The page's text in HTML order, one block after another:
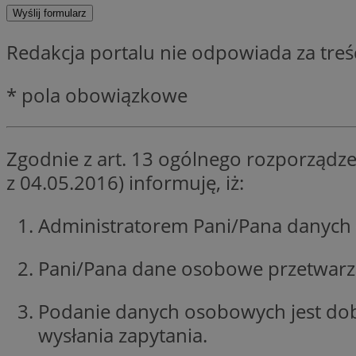
Redakcja portalu nie odpowiada za
* pola obowiązkowe
Zgodnie z art. 13 ogólnego
z 04.05.2016) informuję, iż:
Administratorem Pani/Pana
Pani/Pana dane osobowe
Podanie danych osobowych jest
wysłania zapytania.
MvSessID